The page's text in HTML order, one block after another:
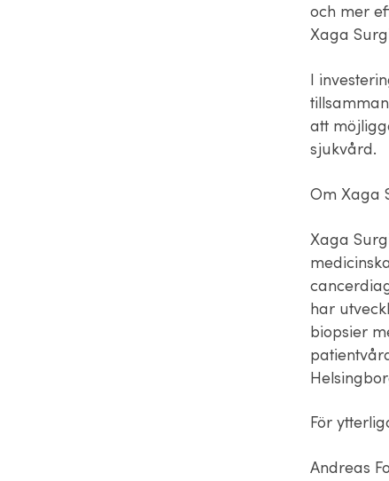
och mer
Xaga
I
att
sjukvård.
Om Xaga
Xaga
har
biopsier
För
Andreas